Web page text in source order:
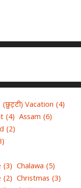
(छुट्टी) Vacation (4)
(4) Assam (6)
(2)
(3) Chalawa (5)
(2) Christmas (3)